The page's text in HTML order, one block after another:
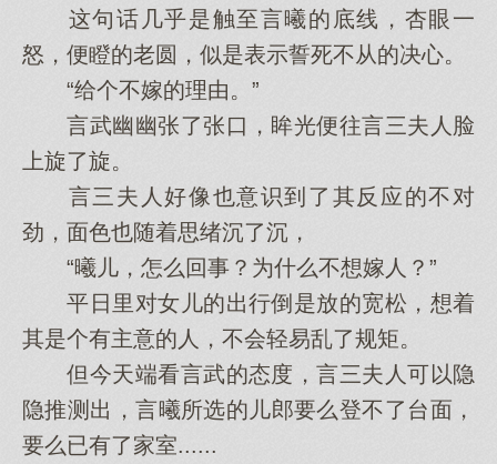
这句话几乎是触至言曦的底线，杏眼一
怒，便瞪的老圆，似是表示誓死不从的决心。
“给个不嫁的理由。”
言武幽幽张了张口，眸光便往言三夫人脸
上旋了旋。
言三夫人好像也意识到了其反应的不对
劲，面色也随着思绪沉了沉，
“曦儿，怎么回事？为什么不想嫁人？”
平日里对女儿的出行倒是放的宽松，想着
其是个有主意的人，不会轻易乱了规矩。
但今天端看言武的态度，言三夫人可以隐
隐推测出，言曦所选的儿郎要么登不了台面，
要么已有了家室......